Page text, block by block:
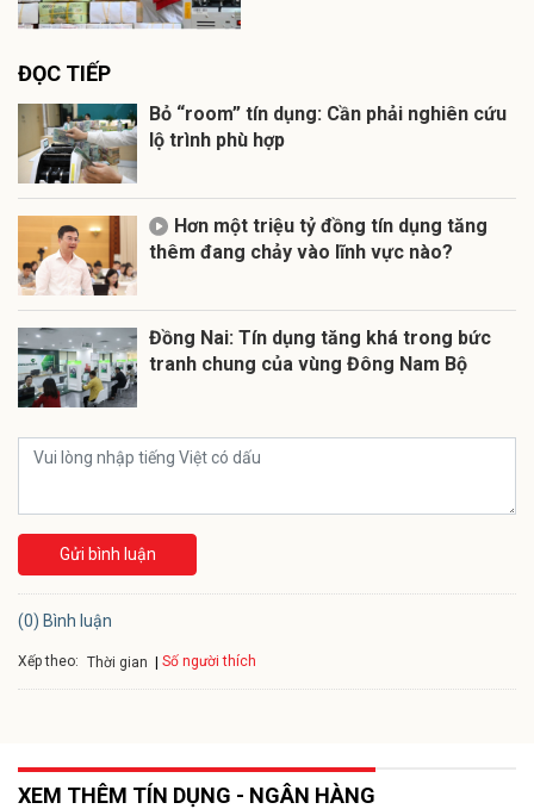
ĐỌC TIẾP
Bỏ “room” tín dụng: Cần phải nghiên cứu
lộ trình phù hợp
Hơn một triệu tỷ đồng tín dụng tăng
thêm đang chảy vào lĩnh vực nào?
Đồng Nai: Tín dụng tăng khá trong bức
tranh chung của vùng Đông Nam Bộ
Gửi bình luận
(0) Bình luận
Xếp theo: Thời gian Số người thích
XEM THÊM TÍN DỤNG - NGÂN HÀNG